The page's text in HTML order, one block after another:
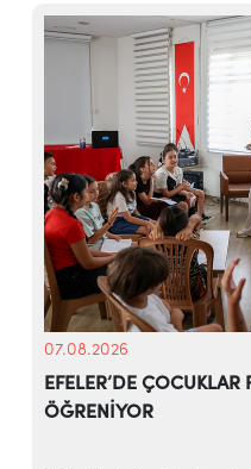
07.08.2026
EFELER’DE ÇOCUKLAR
ÖĞRENİYOR